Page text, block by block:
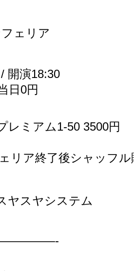
ェリア
開演18:30
日0円
レミアム1-50 3500円
リア終了後シャッフル
ヤスヤシステム